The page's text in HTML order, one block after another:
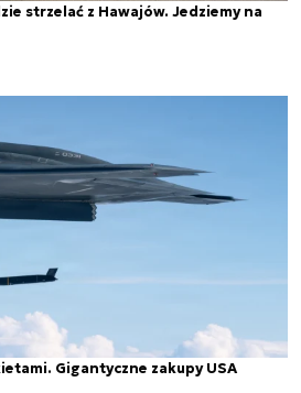
strzelać z Hawajów. Jedziemy na
Gigantyczne zakupy USA